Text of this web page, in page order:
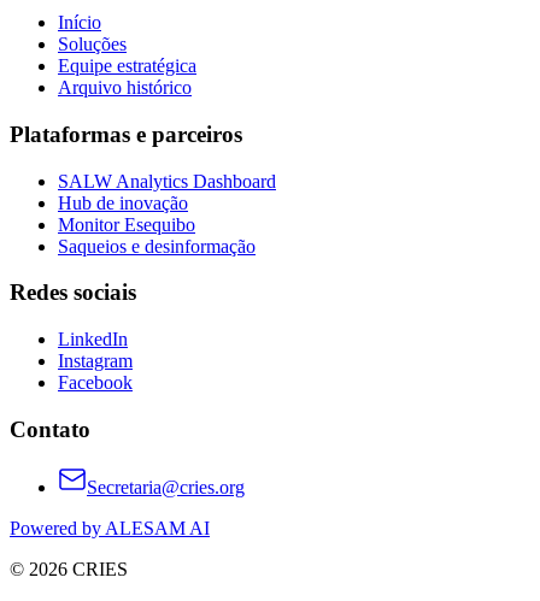
Início
Soluções
Equipe estratégica
Arquivo histórico
Plataformas e parceiros
SALW Analytics Dashboard
Hub de inovação
Monitor Esequibo
Saqueios e desinformação
Redes sociais
LinkedIn
Instagram
Facebook
Contato
Secretaria@cries.org
Powered by ALESAM AI
© 2026 CRIES